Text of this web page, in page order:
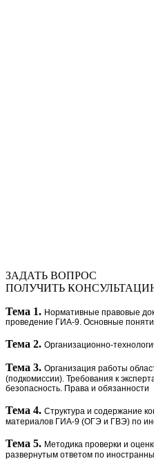
ЗАДАТЬ ВОПРОС
ПОЛУЧИТЬ
Тема 1. Нормативные правовые
проведение ГИА-9. Основные
Тема 2. Организационно-
Тема 3. Организация работы
(подкомиссии). Требования к
безопасность. Права и обязанности
Тема 4. Структура и содержание
материалов ГИА-9 (ОГЭ и ГВЭ) по
Тема 5. Методика проверки и
развернутым ответом по